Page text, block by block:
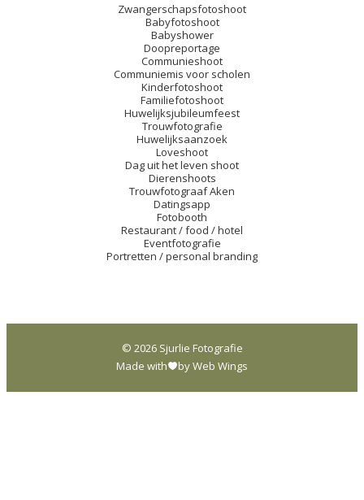
Zwangerschapsfotoshoot
Babyfotoshoot
Babyshower
Doopreportage
Communieshoot
Communiemis voor scholen
Kinderfotoshoot
Familiefotoshoot
Huwelijksjubileumfeest
Trouwfotografie
Huwelijksaanzoek
Loveshoot
Dag uit het leven shoot
Dierenshoots
Trouwfotograaf Aken
Datingsapp
Fotobooth
Restaurant / food / hotel
Eventfotografie
Portretten / personal branding
© 2026 Sjurlie Fotografie
Made with
by Web Wings